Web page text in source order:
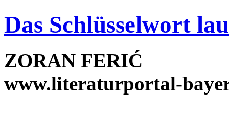
Das Schlüsselwort
ZORAN FERIĆ
www.literaturportal-